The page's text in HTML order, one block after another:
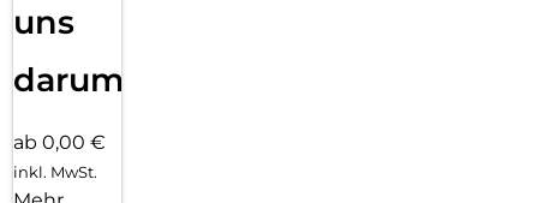
uns
darum!
ab 0,00 €
inkl. MwSt.